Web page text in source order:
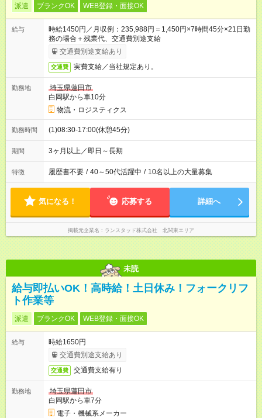
派遣 ブランクOK WEB登録・面接OK
給与
時給1450円／月収例：235,988円＝1,450円×7時間45分×21日勤
務の場合＋残業代、交通費別途支給
交通費別途支給あり
交通費 実費支給／当社規定あり。
勤務地
埼玉県蓮田市
白岡駅から車10分
物流・ロジスティクス
勤務時間 (1)08:30-17:00(休憩45分)
期間 3ヶ月以上／即日～長期
特徴 履歴書不要 / 40～50代活躍中 / 10名以上の大量募集
気になる！ 応募する 詳細へ
掲載元企業名 ランスタッド株式会社 北関東エリア
未読
給与即払いOK！高時給！土日休み！フォークリフ
ト作業等
派遣 ブランクOK WEB登録・面接OK
給与
時給1650円
交通費別途支給あり
交通費 交通費支給有り
勤務地
埼玉県蓮田市
白岡駅から車7分
電子・機械系メーカー